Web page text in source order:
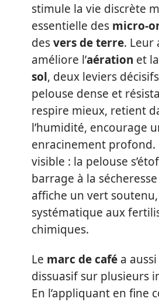
stimule la vie discrète
essentielle des micro-
desvers de terre. Leur
améliore l’aération et la
sol, deux leviers
pelouse dense et
respire mieux, retient
l’humidité, encourage
enracinement profond.
visible : la pelouse
barrage à la
affiche un vert
systématique aux
chimiques.
Le marc de café a
dissuasif sur plusieurs
En l’appliquant en fine